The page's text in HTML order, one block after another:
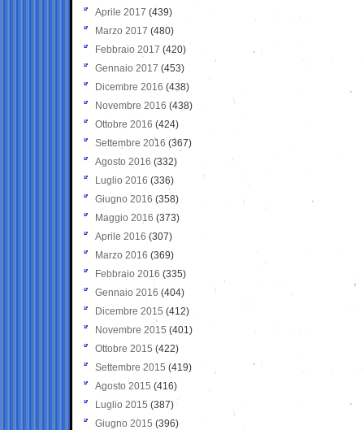
Aprile 2017 (439)
Marzo 2017 (480)
Febbraio 2017 (420)
Gennaio 2017 (453)
Dicembre 2016 (438)
Novembre 2016 (438)
Ottobre 2016 (424)
Settembre 2016 (367)
Agosto 2016 (332)
Luglio 2016 (336)
Giugno 2016 (358)
Maggio 2016 (373)
Aprile 2016 (307)
Marzo 2016 (369)
Febbraio 2016 (335)
Gennaio 2016 (404)
Dicembre 2015 (412)
Novembre 2015 (401)
Ottobre 2015 (422)
Settembre 2015 (419)
Agosto 2015 (416)
Luglio 2015 (387)
Giugno 2015 (396)